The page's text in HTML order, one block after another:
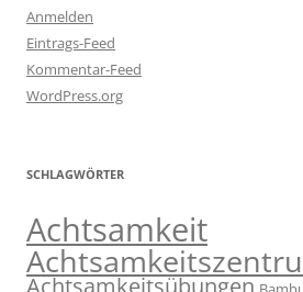
Anmelden
Eintrags-Feed
Kommentar-Feed
WordPress.org
SCHLAGWÖRTER
Achtsamkeit
Achtsamkeitsübungen